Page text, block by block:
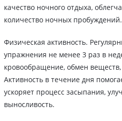
качество ночного отдыха,
количество ночных пробуждений.
Физическая активность.
упражнения не менее 3 раз в
кровообращение, обмен
Активность в течение дня
ускоряет процесс засыпания,
выносливость.